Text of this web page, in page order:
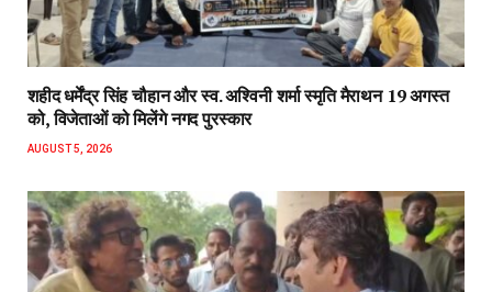
शहीद धर्मेंद्र सिंह चौहान और स्व. अश्विनी शर्मा स्मृति मैराथन 19 अगस्त
को, विजेताओं को मिलेंगे नगद पुरस्कार
AUGUST 5, 2026